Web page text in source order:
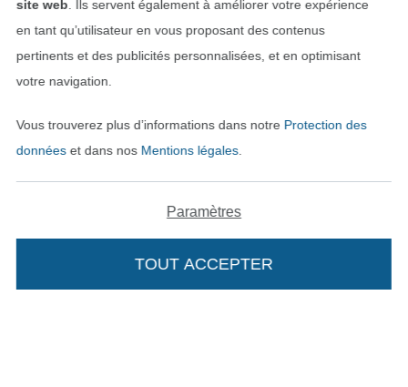
Payer avec
site web . Ils servent également à améliorer votre expérience
en tant qu’utilisateur en vous proposant des contenus
pertinents et des publicités personnalisées, et en optimisant
votre navigation.
Vous trouverez plus d’informations dans notre Protection des
donnéeset dans nos Mentions légales.
Paramètres
TOUT ACCEPTER